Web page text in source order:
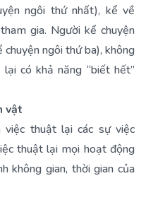
ngôi thứ nhất), kể về
gia. Người kể chuyện
chuyện ngôi thứ ba), không
có khả năng “biết hết”
vật
việc thuật lại các sự việc
thuật lại mọi hoạt động
không gian, thời gian của